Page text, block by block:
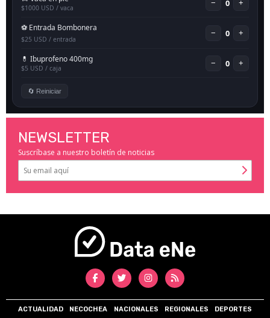
NEWSLETTER
Suscríbase a nuestro boletín de noticias
ACTUALIDAD NECOCHEA NACIONALES REGIONALES DEPORTES